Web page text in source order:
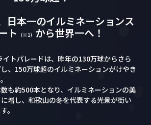
日本一のイルミネーションス
ト （※1） から世界一へ！
トパレードは、昨年の130万球からさら
、150万球超のイルミネーションがけやき
も約500本となり、イルミネーションの美
増し、和歌山の冬を代表する光景が街い
。